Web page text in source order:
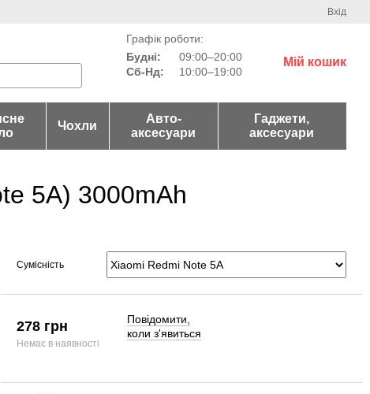
Вхід
Графік роботи:
Будні:
09:00–20:00
Сб-Нд:
10:00–19:00
Мій кошик
Чохли
Авто-
аксесуари
Гаджети,
аксесуари
5A) 3000mAh
Сумісність
278 грн
Немає в наявності
Повідомити,
коли з'явиться